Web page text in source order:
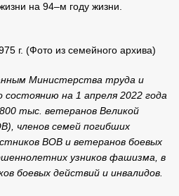
на 94–м году жизни.
г. (Фото из семейного архива)
Министерства труда и
на 1 апреля 2022 года
тыс. ветеранов Великой
членов семей погибших
ВОВ и ветеранов боевых
узников фашизма, в
боевых действий и инвалидов.